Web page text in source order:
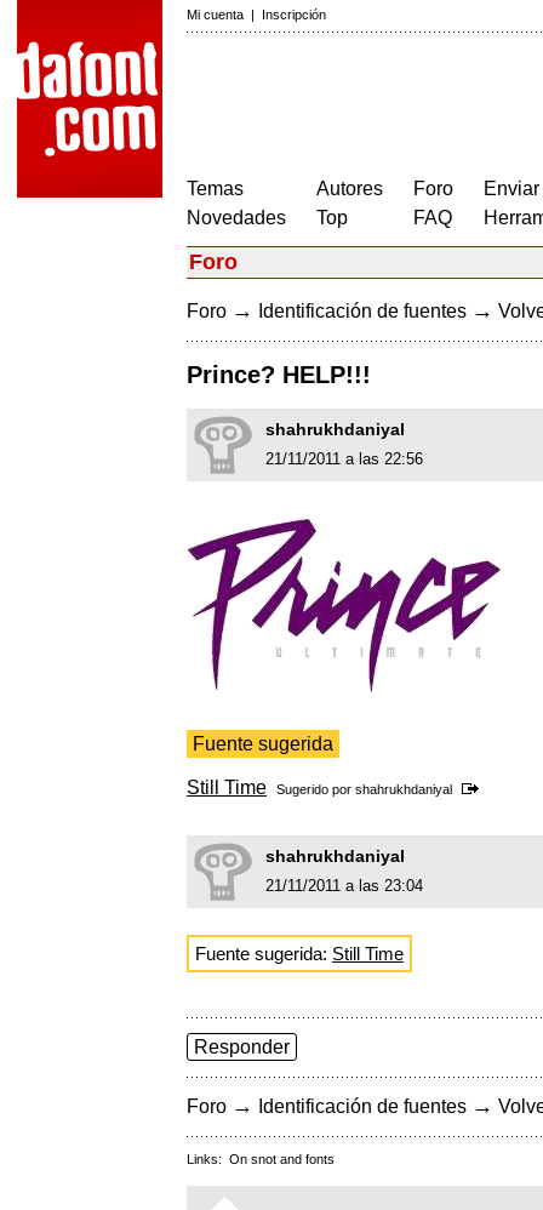
Mi cuenta | Inscripción
Temas
Novedades
Autores
Top
Foro
FAQ
Foro
Foro → Identificación de fuentes →
Prince? HELP!!!
shahrukhdaniyal
21/11/2011 a las 22:56
Fuente sugerida
Still Time Sugerido por shahrukhdaniyal
shahrukhdaniyal
21/11/2011 a las 23:04
Fuente sugerida: Still Time
Responder
Foro → Identificación de fuentes →
Links: On snot and fonts